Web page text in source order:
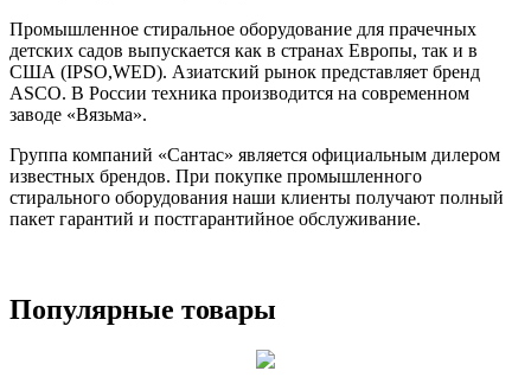
Промышленное стиральное оборудование для прачечных
детских садов выпускается как в странах Европы, так и в
США (IPSO,WED). Азиатский рынок представляет бренд
ASCO. В России техника производится на современном
заводе «Вязьма».
Группа компаний «Сантас» является официальным дилером
известных брендов. При покупке промышленного
стирального оборудования наши клиенты получают полный
пакет гарантий и постгарантийное обслуживание.
Популярные товары